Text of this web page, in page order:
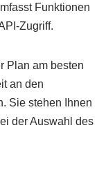
Funktionen
Zugriff.
Plan am besten
an den
Sie stehen Ihnen
der Auswahl des